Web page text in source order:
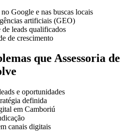
Google e nas buscas locais
artificiais (GEO)
de leads qualificados
de crescimento
que Assessoria de
e oportunidades
definida
em Camboriú
canais digitais